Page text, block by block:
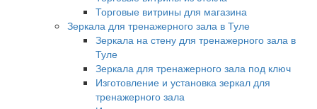
Торговые витрины для магазина
Зеркала для тренажерного зала в Туле
Зеркала на стену для тренажерного зала в
Туле
Зеркала для тренажерного зала под ключ
Изготовление и установка зеркал для
тренажерного зала